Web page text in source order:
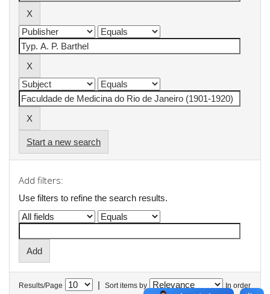
Start a new search
Add filters:
Use filters to refine the search results.
Results/Page | Sort items by In order